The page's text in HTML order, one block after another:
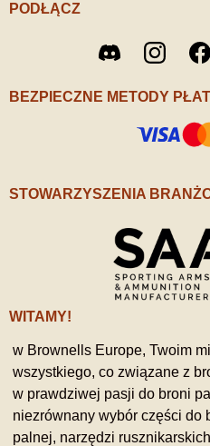
PODŁĄCZ
Discord Instagram
BEZPIECZNE METODY
STOWARZYSZENIA
WITAMY!
w Brownells Europe, Twoim
wszystkiego, co związane z
w prawdziwej pasji do broni
niezrównany wybór części do
palnej, narzędzi